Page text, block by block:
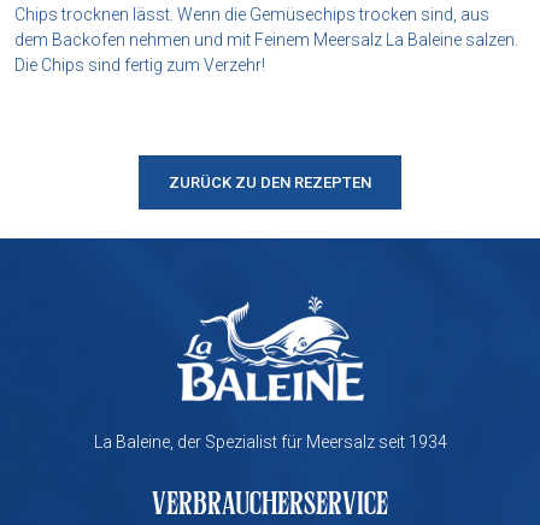
Chips trocknen lässt. Wenn die Gemüsechips trocken sind, aus
dem Backofen nehmen und mit Feinem Meersalz La Baleine salzen.
Die Chips sind fertig zum Verzehr!
ZURÜCK ZU DEN REZEPTEN
La Baleine, der Spezialist für Meersalz seit 1934
VERBRAUCHERSERVICE